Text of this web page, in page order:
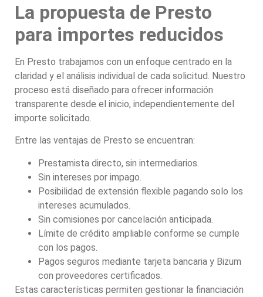
La propuesta de Presto
para importes reducidos
En Presto trabajamos con un enfoque centrado en la
claridad y el análisis individual de cada solicitud. Nuestro
proceso está diseñado para ofrecer información
transparente desde el inicio, independientemente del
importe solicitado.
Entre las ventajas de Presto se encuentran:
Prestamista directo, sin intermediarios.
Sin intereses por impago.
Posibilidad de extensión flexible pagando solo los
intereses acumulados.
Sin comisiones por cancelación anticipada.
Límite de crédito ampliable conforme se cumple
con los pagos.
Pagos seguros mediante tarjeta bancaria y Bizum
con proveedores certificados.
Estas características permiten gestionar la financiación